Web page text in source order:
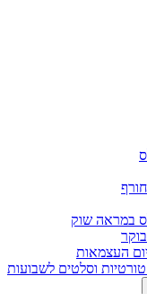
במראה שוק
העצמאות
וסלטים לשבועות